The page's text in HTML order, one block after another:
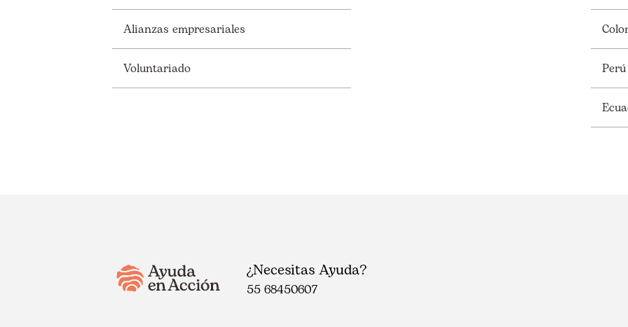
Alianzas empresariales
Voluntariado Perú
¿Necesitas Ayuda?
55 68450607